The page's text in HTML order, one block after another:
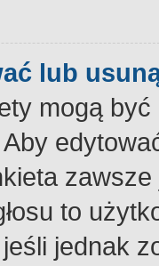
lub
mogą
to
jednak